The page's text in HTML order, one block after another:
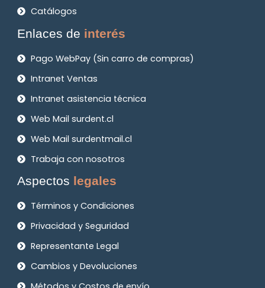
Catálogos
Enlaces de interés
Pago WebPay (Sin carro de compras)
Intranet Ventas
Intranet asistencia técnica
Web Mail surdent.cl
Web Mail surdentmail.cl
Trabaja con nosotros
Aspectos legales
Términos y Condiciones
Privacidad y Seguridad
Representante Legal
Cambios y Devoluciones